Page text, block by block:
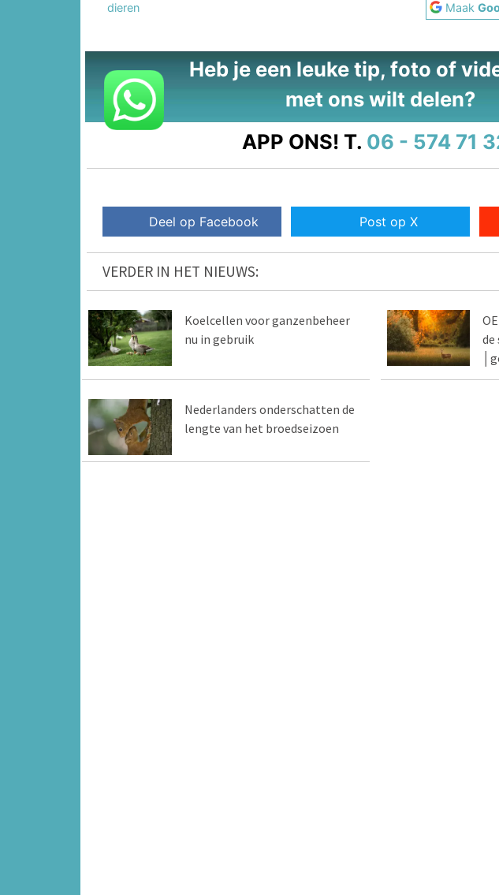
dieren Maak
Heb je een leuke tip, foto of
met ons wilt delen?
APP ONS! T. 06 - 574 71
Deel op Facebook Post op X
VERDER IN HET NIEUWS:
Koelcellen voor ganzenbeheer
nu in gebruik
de
Nederlanders onderschatten de
lengte van het broedseizoen